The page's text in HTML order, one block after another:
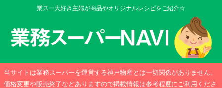
業スー大好き主婦が商品やオリジナルレシピをご紹介☆
当サイトは業務スーパーを運営する神戸物産とは一切関係がありません。
価格変更や販売終了などありますので掲載情報は参考程度にご利用くださ